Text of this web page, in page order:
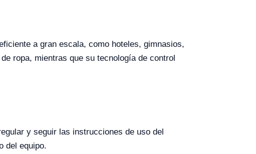
a gran escala, como hoteles, gimnasios,
ropa, mientras que su tecnología de control
y seguir las instrucciones de uso del
del equipo.